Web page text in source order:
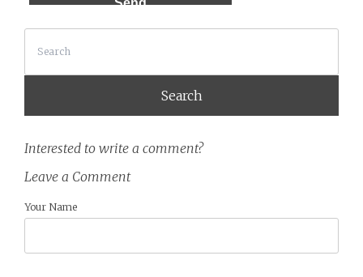
Interested to write a comment?
Leave a Comment
Your Name